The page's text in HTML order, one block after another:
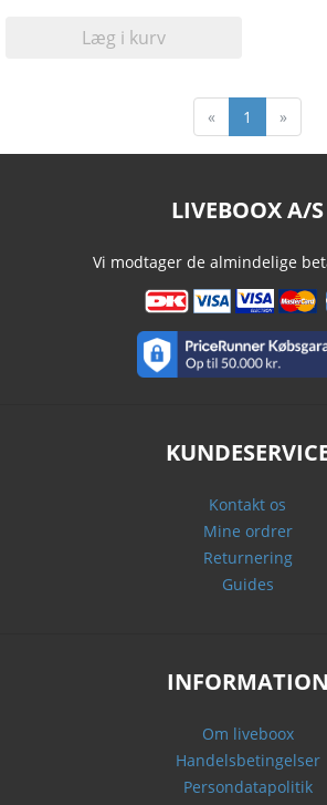
Læg i kurv
« 1 »
LIVEBOOX A/S
Vi modtager de almindelige
Kontakt os
Mine ordrer
Returnering
Guides
INFORMATION
Om liveboox
Handelsbetingelser
Persondatapolitik